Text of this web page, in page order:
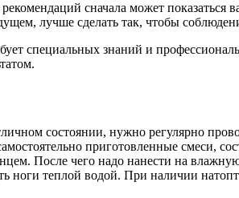
сначала может
лучше сделать так, чтобы
специальных знаний и
состоянии, нужно регулярно
приготовленные смеси,
После чего надо нанести на
теплой водой. При наличии